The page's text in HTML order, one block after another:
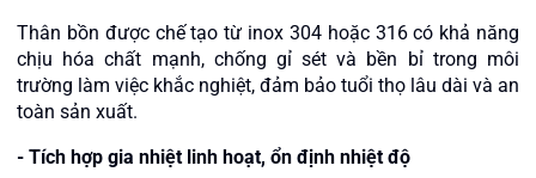
Thân bồn được chế tạo từ inox 304 hoặc 316 có khả năng
chịu hóa chất mạnh, chống gỉ sét và bền bỉ trong môi
trường làm việc khắc nghiệt, đảm bảo tuổi thọ lâu dài và an
toàn sản xuất.
- Tích hợp gia nhiệt linh hoạt, ổn định nhiệt độ